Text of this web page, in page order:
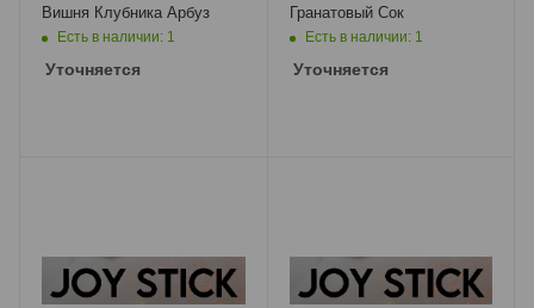
Вишня Клубника Арбуз
Есть в наличии: 1
Уточняется
Гранатовый Сок
Есть в наличии: 1
Уточняется